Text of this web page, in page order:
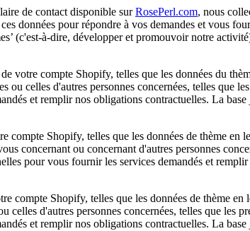
de contact disponible surRosePerl.com, nous
données pour répondre à vos demandes et vous
(c'est-à-dire, développer et promouvoir notre
votre compte Shopify, telles que les données du
celles d'autres personnes concernées, telles que
et remplir nos obligations contractuelles. La
Shopify, telles que les données de thème en
concernant ou concernant d'autres personnes
pour vous fournir les services demandés et
compte Shopify, telles que les données de thème
d'autres personnes concernées, telles que les
et remplir nos obligations contractuelles. La